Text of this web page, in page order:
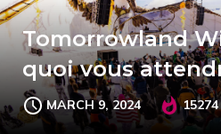
Tomorrowland
quoi vous
MARCH 9, 2024 15274